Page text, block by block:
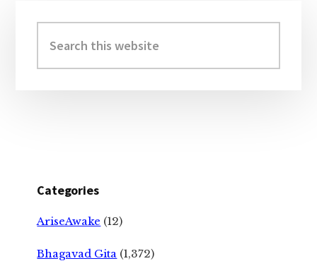
Sidebar
this
website
Categories
AriseAwake (12)
Bhagavad Gita (1,372)